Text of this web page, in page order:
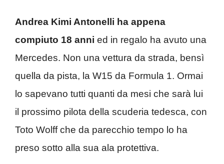
Andrea Kimi Antonelli ha appena
compiuto 18 anni ed in regalo ha avuto una
Mercedes. Non una vettura da strada, bensì
quella da pista, la W15 da Formula 1. Ormai
lo sapevano tutti quanti da mesi che sarà lui
il prossimo pilota della scuderia tedesca, con
Toto Wolff che da parecchio tempo lo ha
preso sotto alla sua ala protettiva.